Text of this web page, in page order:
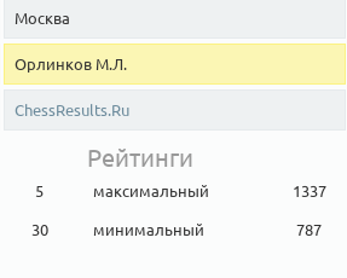
Москва
Орлинков М.Л.
ChessResults.Ru
5
30
Рейтинги
максимальный
1337
минимальный
787